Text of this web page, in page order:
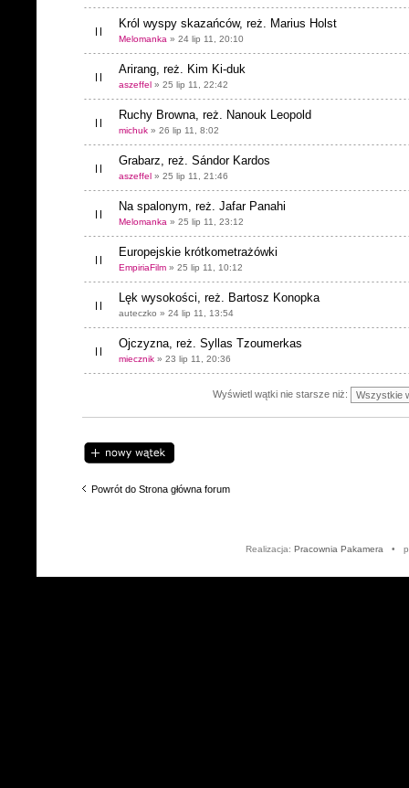
Król wyspy skazańców, reż. Marius Holst
Melomanka » 24 lip 11, 20:10
Arirang, reż. Kim Ki-duk
aszeffel » 25 lip 11, 22:42
Ruchy Browna, reż. Nanouk Leopold
michuk » 26 lip 11, 8:02
Grabarz, reż. Sándor Kardos
aszeffel » 25 lip 11, 21:46
Na spalonym, reż. Jafar Panahi
Melomanka » 25 lip 11, 23:12
Europejskie krótkometrażówki
EmpiriaFilm » 25 lip 11, 10:12
Lęk wysokości, reż. Bartosz Konopka
auteczko » 24 lip 11, 13:54
Ojczyzna, reż. Syllas Tzoumerkas
miecznik » 23 lip 11, 20:36
Wyświetl wątki nie starsze niż:
Napisz wątek
Powrót do Strona główna forum
Realizacja: Pracownia Pakamera •